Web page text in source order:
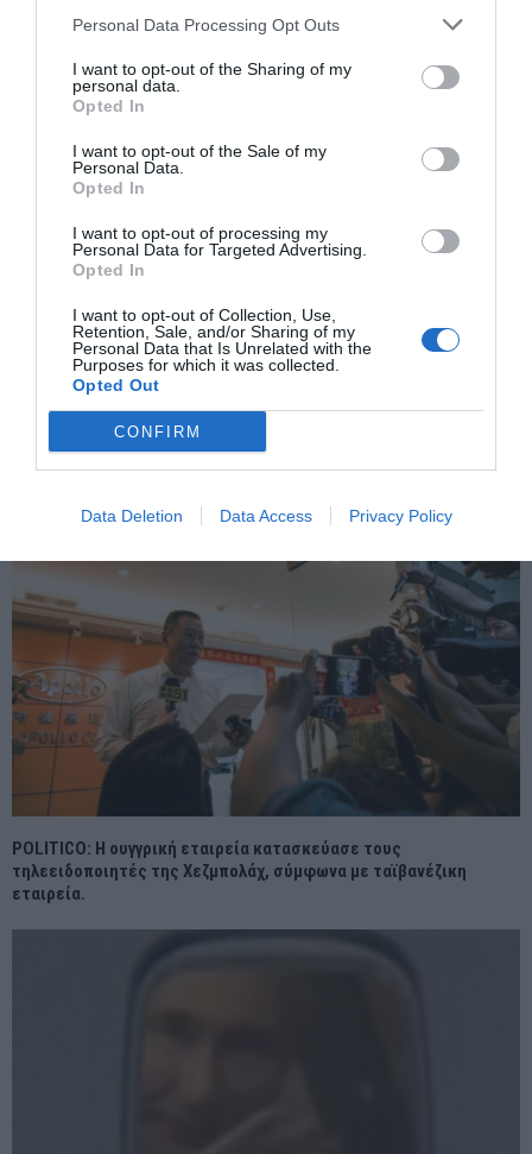
Personal Data Processing Opt Outs
I want to opt-out of the Sharing of my
personal data.
Opted In
I want to opt-out of the Sale of my
Personal Data.
Opted In
I want to opt-out of processing my
Personal Data for Targeted Advertising.
Opted In
I want to opt-out of Collection, Use,
Retention, Sale, and/or Sharing of my
Personal Data that Is Unrelated with the
Purposes for which it was collected.
Opted Out
CONFIRM
Data Deletion Data Access Privacy Policy
ΚΚΕ: Ελπίδα για τον λαό της Γερμανίας και όλης της Ευρώπης
είναι η δυσαρέσκεια απέναντι στην ΕΕ και το ΝΑΤΟ να αποκτήσει
ριζοσπαστικό αντικαπιταλιστικό περιεχόμενο
POLITICO: Η ουγγρική εταιρεία κατασκεύασε τους
τηλεειδοποιητές της Χεζμπολάχ, σύμφωνα με ταϊβανέζικη
εταιρεία.